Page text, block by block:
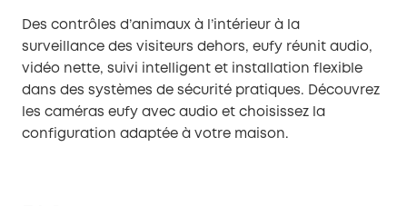
Des contrôles d’animaux à l’intérieur à la
surveillance des visiteurs dehors, eufy réunit audio,
vidéo nette, suivi intelligent et installation flexible
dans des systèmes de sécurité pratiques. Découvrez
les caméras eufy avec audio et choisissez la
configuration adaptée à votre maison.